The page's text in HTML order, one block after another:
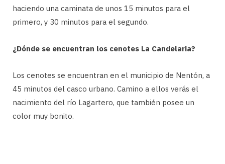
haciendo una caminata de unos 15 minutos para el
primero, y 30 minutos para el segundo.
¿Dónde se encuentran los cenotes La Candelaria?
Los cenotes se encuentran en el municipio de Nentón, a
45 minutos del casco urbano. Camino a ellos verás el
nacimiento del río Lagartero, que también posee un
color muy bonito.